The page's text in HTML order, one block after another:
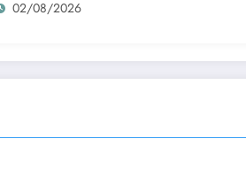
02/08/2026